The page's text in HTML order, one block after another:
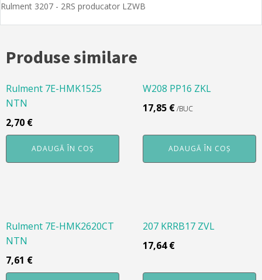
Rulment 3207 - 2RS producator LZWB
Produse similare
Rulment 7E-HMK1525
NTN
2,70 €
ADAUGĂ ÎN COȘ
W208 PP16 ZKL
17,85 €/BUC
ADAUGĂ ÎN COȘ
Rulment 7E-HMK2620CT
NTN
7,61 €
207 KRRB17 ZVL
17,64€